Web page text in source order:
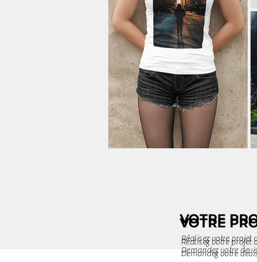
VOTRE
Réalisez votre projet
Demandez votre
VOTRE
Réalisez votre projet
Demandez votre